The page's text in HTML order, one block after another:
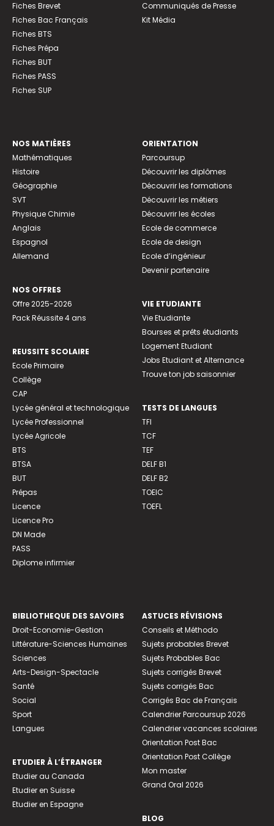
Fiches Brevet
Fiches Bac Français
Fiches BTS
Fiches Prépa
Fiches BUT
Fiches PASS
Fiches SUP
Communiqués de Presse
Kit Média
NOS MATIÈRES
Mathématiques
Histoire
Géographie
SVT
Physique Chimie
Anglais
Espagnol
Allemand
NOS OFFRES
Offre 2025-2026
Pack Réussite 4 ans
REUSSITE SCOLAIRE
Ecole Primaire
Collège
CAP
Lycée général et technologique
Lycée Professionnel
Lycée Agricole
BTS
BTSA
BUT
Prépas
Licence
Licence Pro
DN Made
PASS
Diplome infirmier
ORIENTATION
Parcoursup
Découvrir les diplômes
Découvrir les formations
Découvrir les métiers
Découvrir les écoles
Ecole de commerce
Ecole de design
Ecole d’ingénieur
Devenir partenaire
VIE ETUDIANTE
Vie Etudiante
Bourses et prêts étudiants
Logement Etudiant
Jobs Etudiant et Alternance
Trouve ton job saisonnier
TESTS DE LANGUES
TFI
TCF
TEF
DELF B1
DELF B2
TOEIC
TOEFL
BIBLIOTHEQUE DES SAVOIRS
Droit-Economie-Gestion
Littérature-Sciences Humaines
Sciences
Arts-Design-Spectacle
Santé
Social
Sport
Langues
ETUDIER À L’ÉTRANGER
Etudier au Canada
Etudier en Suisse
Etudier en Espagne
ASTUCES RÉVISIONS
Conseils et Méthodo
Sujets probables Brevet
Sujets Probables Bac
Sujets corrigés Brevet
Sujets corrigés Bac
Corrigés Bac de Français
Calendrier Parcoursup 2026
Calendrier vacances scolaires
Orientation Post Bac
Orientation Post Collège
Mon master
Grand Oral 2026
BLOG